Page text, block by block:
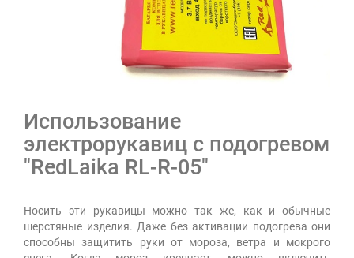
Использование
электрорукавиц с подогревом
"RedLaika RL-R-05"
Носить эти рукавицы можно так же, как и обычные
шерстяные изделия. Даже без активации подогрева они
способны защитить руки от мороза, ветра и мокрого